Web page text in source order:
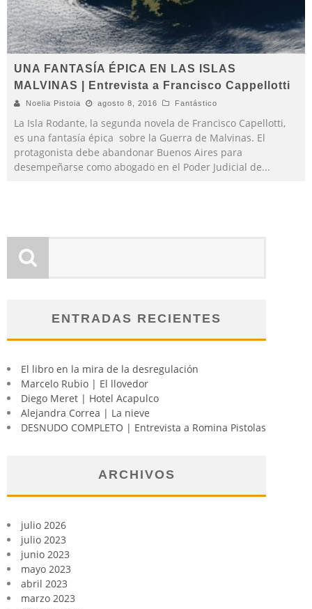
UNA FANTASÍA ÉPICA EN LAS ISLAS
MALVINAS | Entrevista a Francisco Cappellotti
Noelia Pistoia agosto 8, 2016 Fantástico
La Isla Rodante, la segunda novela de Francisco Capellotti,
es una fantasía épica sobre la Guerra de Malvinas. El
protagonista debe abandonar Buenos Aires para
desempeñarse como abogado en el Poder Judicial de...
ENTRADAS RECIENTES
El libro en la mira de la desregulación
Marcelo Rubio | El llovedor
Diego Meret | Hotel Acapulco
Alejandra Correa | La nieve
DESNUDO COMPLETO | Entrevista a Romina Pistolas
ARCHIVOS
julio 2026
julio 2023
junio 2023
mayo 2023
abril 2023
marzo 2023